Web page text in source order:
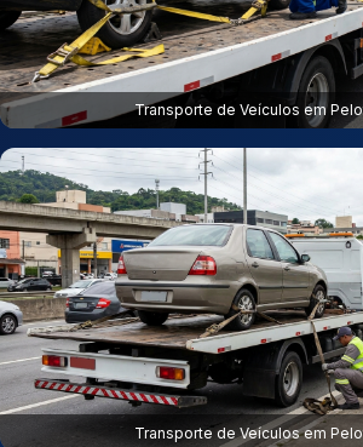
Transporte de Veículos em
Transporte de Veículos em